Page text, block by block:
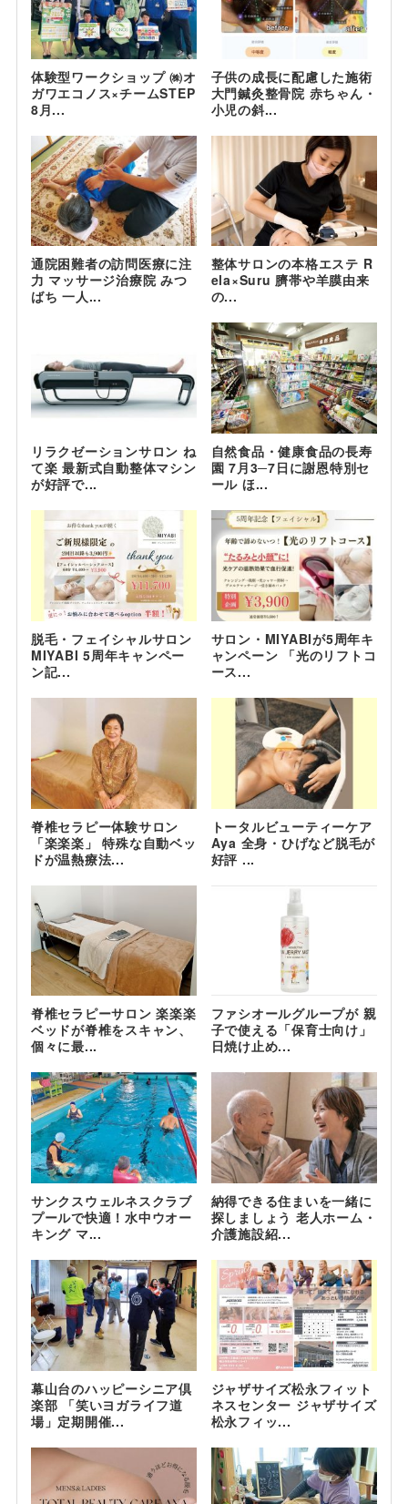
体験型ワークショップ ㈱オ
ガワエコノス×チームSTEP
8月...
子供の成長に配慮した施術
大門鍼灸整骨院 赤ちゃん・
小児の斜...
通院困難者の訪問医療に注
力 マッサージ治療院 みつ
ばち 一人...
整体サロンの本格エステ R
ela×Suru 臍帯や羊膜由来
の...
リラクゼーションサロン ね
て楽 最新式自動整体マシン
が好評で...
自然食品・健康食品の長寿
園 7月3─7日に謝恩特別セ
ール ほ...
脱毛・フェイシャルサロン
MIYABI 5周年キャンペー
ン記...
サロン・MIYABIが5周年キ
ャンペーン 「光のリフトコ
ース...
脊椎セラピー体験サロン
「楽楽楽」 特殊な自動ベッ
ドが温熱療法...
トータルビューティーケア
Aya 全身・ひげなど脱毛が
好評 ...
脊椎セラピーサロン 楽楽楽
ベッドが脊椎をスキャン、
個々に最...
ファシオールグループが 親
子で使える「保育士向け」
日焼け止め...
サンクスウェルネスクラブ
プールで快適！水中ウオー
キング マ...
納得できる住まいを一緒に
探しましょう 老人ホーム・
介護施設紹...
幕山台のハッピーシニア倶
楽部 「笑いヨガライフ道
場」定期開催...
ジャザサイズ松永フィット
ネスセンター ジャザサイズ
松永フィッ...